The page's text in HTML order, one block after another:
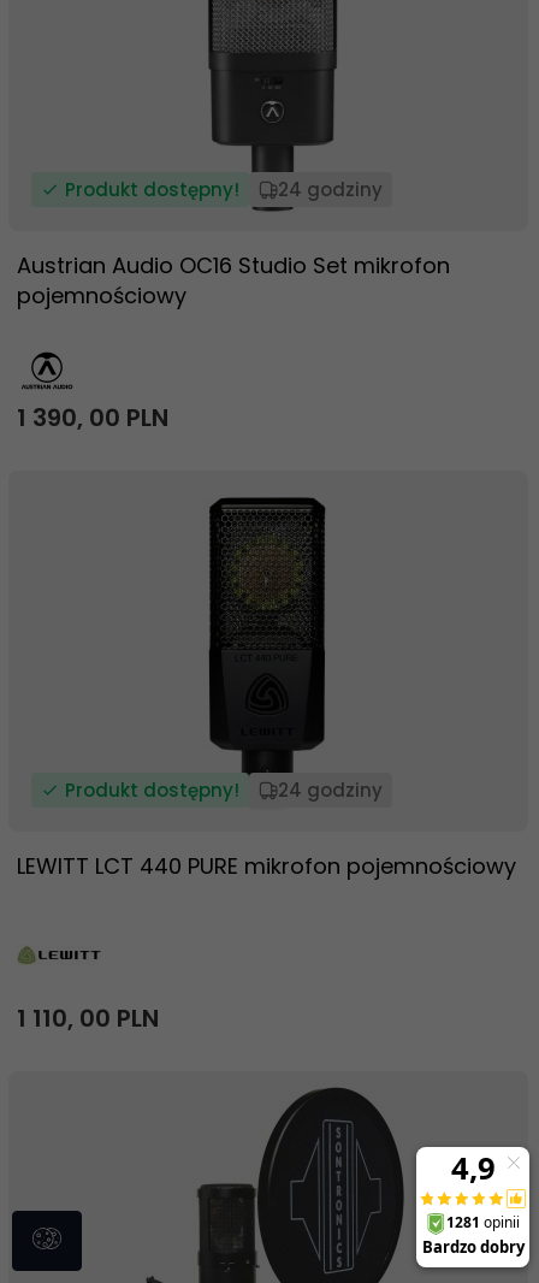
Produkt dostępny! 24 godziny
Austrian Audio OC16 Studio Set mikrofon
pojemnościowy
1 390, 00 PLN
Produkt dostępny! 24 godziny
LEWITT LCT 440 PURE mikrofon pojemnościowy
1 110, 00 PLN